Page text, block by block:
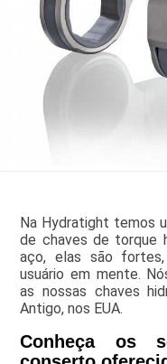
Na Hydratight temos
de chaves de torque
aço, elas são
usuário em mente.
as nossas chaves
Antigo, nos EUA.
Conheça os